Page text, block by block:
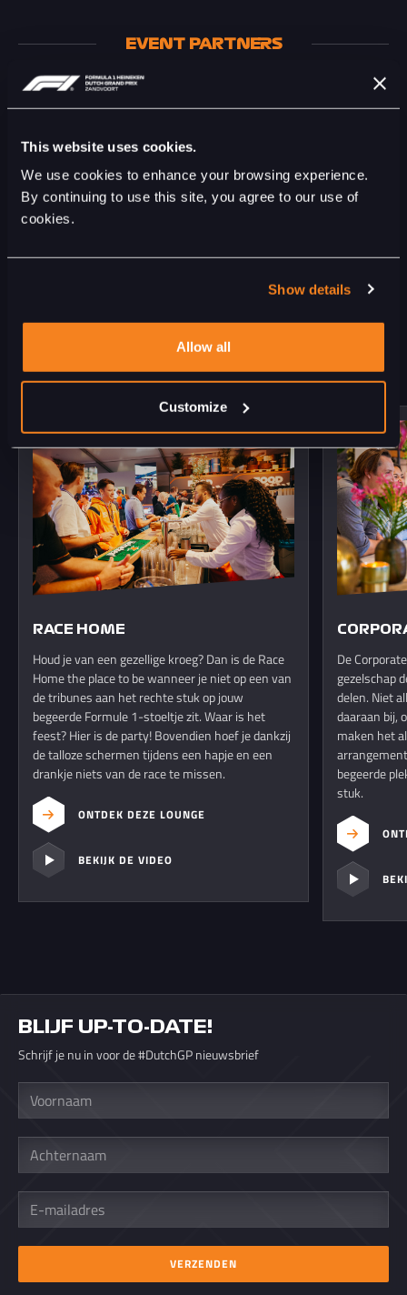
This website uses cookies.
We use cookies to enhance your browsing experience.
By continuing to use this site, you agree to our use of
cookies.
Show details
Allow all
Customize
EVENT PARTNERS
EVENT SUPPLIERS
LOUNGES
OOK INTERESSANT
RACE HOME
Houd je van een gezellige kroeg? Dan is de Race
Home the place to be wanneer je niet op een van
de tribunes aan het rechte stuk op jouw
begeerde Formule 1-stoeltje zit. Waar is het
feest? Hier is de party! Bovendien hoef je dankzij
de talloze schermen tijdens een hapje en een
drankje niets van de race te missen.
ONTDEK DEZE LOUNGE
BEKIJK DE VIDEO
De
gezelschap
delen. Niet
daaraan bij,
maken het
begeerde
stuk.
BLIJF UP-TO-DATE!
Schrijf je nu in voor de #DutchGP nieuwsbrief
Achternaam
mailadres
VERZENDEN